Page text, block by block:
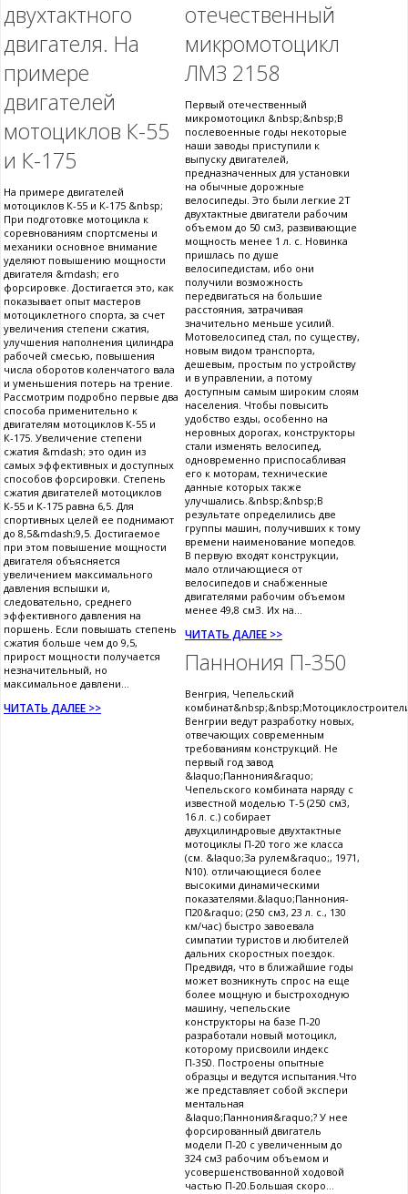
двухтактного
двигателя. На
примере
двигателей
мотоциклов К-55
и К-175
На примере двигателей
мотоциклов К-55 и К-175 &nbsp;
При подготовке мотоцикла к
соревнованиям спортсмены и
механики основное внимание
уделяют повышению мощности
двигателя &mdash; его
форсировке. Достигается это, как
показывает опыт мастеров
мотоциклетного спорта, за счет
увеличения степени сжатия,
улучшения наполнения цилиндра
рабочей смесью, повышения
числа оборотов коленчатого вала
и уменьшения потерь на трение.
Рассмотрим подробно первые два
способа применительно к
двигателям мотоциклов К-55 и
К-175. Увеличение степени
сжатия &mdash; это один из
самых эффективных и доступных
способов форсировки. Степень
сжатия двигателей мотоциклов
К-55 и К-175 равна 6,5. Для
спортивных целей ее поднимают
до 8,5&mdash;9,5. Достигаемое
при этом повышение мощности
двигателя объясняется
увеличением максимального
давления вспышки и,
следовательно, среднего
эффективного давления на
поршень. Если повышать степень
сжатия больше чем до 9,5,
прирост мощности получается
незначительный, но
максимальное давлени...
ЧИТАТЬ ДАЛЕЕ >>
отечественный
микромотоцикл
ЛМЗ 2158
Первый отечественный
микромотоцикл &nbsp;&nbsp;В
послевоенные годы некоторые
наши заводы приступили к
выпуску двигателей,
предназначенных для установки
на обычные дорожные
велосипеды. Это были легкие 2Т
двухтактные двигатели рабочим
объемом до 50 см3, развивающие
мощность менее 1 л. с. Новинка
пришлась по душе
велосипедистам, ибо они
получили возможность
передвигаться на большие
расстояния, затрачивая
значительно меньше усилий.
Мотовелосипед стал, по существу,
новым видом транспорта,
дешевым, простым по устройству
и в управлении, а потому
доступным самым широким слоям
населения. Чтобы повысить
удобство езды, особенно на
неровных дорогах, конструкторы
стали изменять велосипед,
одновременно приспосабливая
его к моторам, технические
данные которых также
улучшались.&nbsp;&nbsp;В
результате определились две
группы машин, получивших к тому
времени наименование мопедов.
В первую входят конструкции,
мало отличающиеся от
велосипедов и снабженные
двигателями рабочим объемом
менее 49,8 смЗ. Их на...
ЧИТАТЬ ДАЛЕЕ >>
Паннония П-350
Венгрия, Чепельский
Венгрии ведут разработку новых,
отвечающих современным
требованиям конструкций. Не
первый год завод
&laquo;Паннония&raquo;
Чепельского комбината наряду с
известной моделью Т-5 (250 см3,
16 л. с.) собирает
двухцилиндровые двухтактные
мотоциклы П-20 того же класса
(см. &laquo;За рулем&raquo;, 1971,
N10). отличающиеся более
высокими динамическими
показателями.&laquo;Паннония-
П20&raquo; (250 см3, 23 л. с., 130
км/час) быстро завоевала
симпатии туристов и любителей
дальних скоростных поездок.
Предвидя, что в ближайшие годы
может возникнуть спрос на еще
более мощную и быстроходную
машину, чепельские
конструкторы на базе П-20
разработали новый мотоцикл,
которому присвоили индекс
П-350. Построены опытные
образцы и ведутся испытания.Что
же представляет собой экспери
ментальная
&laquo;Паннония&raquo;? У нее
форсированный двигатель
модели П-20 с увеличенным до
324 см3 рабочим объемом и
усовершенствованной ходовой
частью П-20.Большая скоро...